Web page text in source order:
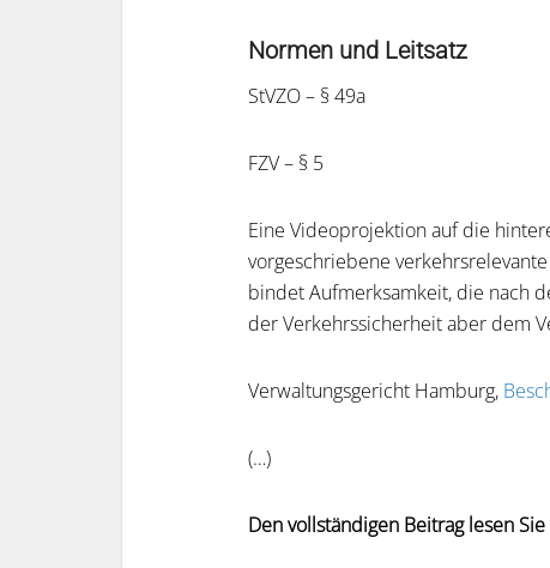
Normen und Leitsatz
StVZO – § 49a
FZV – § 5
Eine Videoprojektion auf die
vorgeschriebene
bindet Aufmerksamkeit, die nach
der Verkehrssicherheit aber dem
Verwaltungsgericht Hamburg,
(…)
Den vollständigen Beitrag lesen